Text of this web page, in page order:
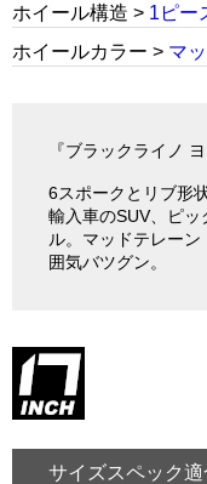
ホイール構造 > 1ピー
ホイールカラー > マ
『ブラックライノ
6スポークとリブ形
輸入車のSUV、ピ
ル。マッドテレー
囲気バツグン。
サイズスペック